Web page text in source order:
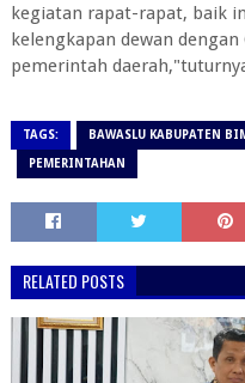
kegiatan rapat-rapat, baik
kelengkapan dewan
pemerintah
TAGS: BAWASLU KABUPATEN
PEMERINTAHAN
RELATED POSTS